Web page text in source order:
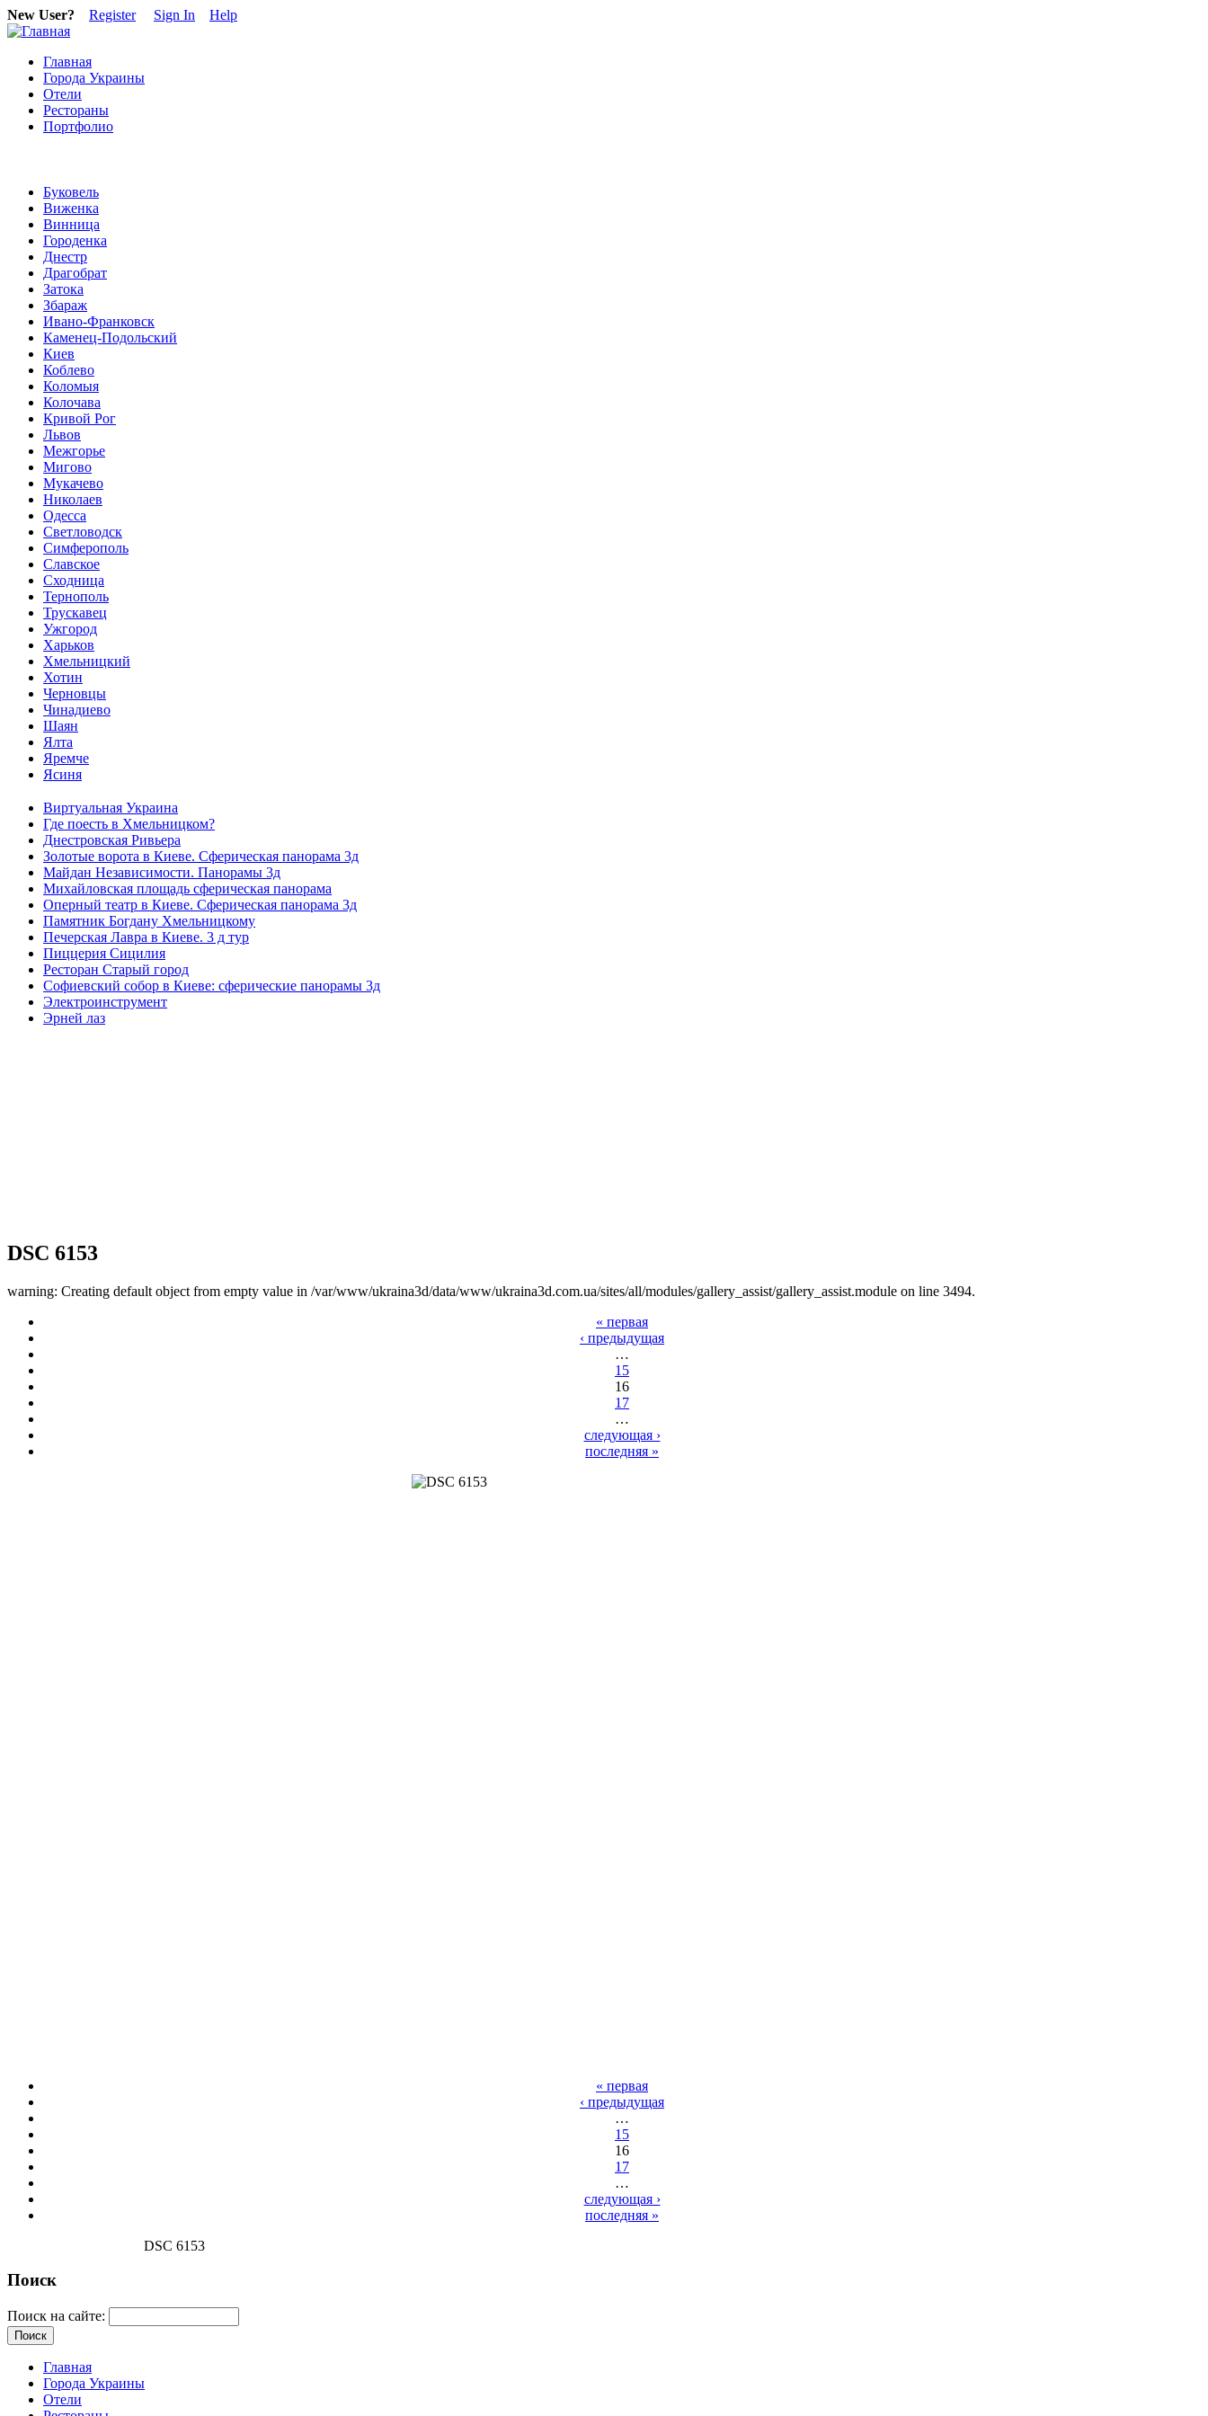
New User? Register Sign In Help
Главная
Города Украины
Отели
Рестораны
Портфолио
Буковель
Виженка
Винница
Городенка
Днестр
Драгобрат
Затока
Збараж
Ивано-Франковск
Каменец-Подольский
Киев
Коблево
Коломыя
Колочава
Кривой Рог
Львов
Межгорье
Мигово
Мукачево
Николаев
Одесса
Светловодск
Симферополь
Славское
Сходница
Тернополь
Трускавец
Ужгород
Харьков
Хмельницкий
Хотин
Черновцы
Чинадиево
Шаян
Ялта
Яремче
Ясиня
Виртуальная Украина
Где поесть в Хмельницком?
Днестровская Ривьера
Золотые ворота в Киеве. Сферическая панорама 3д
Майдан Независимости. Панорамы 3д
Михайловская площадь сферическая панорама
Оперный театр в Киеве. Сферическая панорама 3д
Памятник Богдану Хмельницкому
Печерская Лавра в Киеве. 3 д тур
Пиццерия Сицилия
Ресторан Старый город
Софиевский собор в Киеве: сферические панорамы 3д
Электроинструмент
Эрней лаз
DSC 6153
warning: Creating default object from empty value in /var/www/ukraina3d/data/www/ukraina3d.com.ua/sites/all/modules/gallery_assist/gallery_assist.module on line 3494.
« первая
‹ предыдущая
…
15
16
17
…
следующая ›
последняя »
« первая
‹ предыдущая
…
15
16
17
…
следующая ›
последняя »
DSC 6153
Поиск
Поиск на сайте:
Главная
Города Украины
Отели